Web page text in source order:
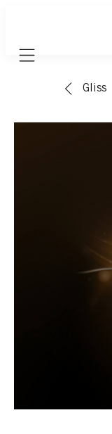
Mobile navigation
Gliss